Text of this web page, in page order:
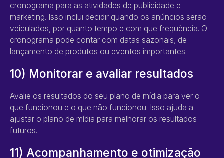
cronograma para as atividades de publicidade e
marketing. Isso inclui decidir quando os anúncios serão
veiculados, por quanto tempo e com que frequência. O
cronograma pode contar com datas sazonais, de
lançamento de produtos ou eventos importantes.
10) Monitorar e avaliar resultados
Avalie os resultados do seu plano de mídia para ver o
que funcionou e o que não funcionou. Isso ajuda a
ajustar o plano de mídia para melhorar os resultados
futuros.
11) Acompanhamento e otimização